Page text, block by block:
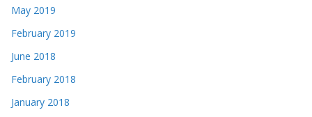
May 2019
February 2019
June 2018
February 2018
January 2018